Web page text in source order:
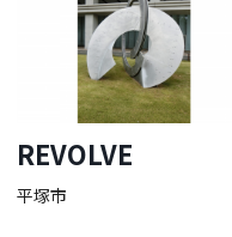
REVOLVE
平塚市